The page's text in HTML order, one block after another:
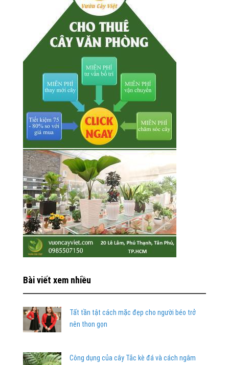
Bài viết xem nhiều
Tất tần tật cách mặc đẹp cho người béo trở
nên thon gọn
Công dụng của cây Tắc kè đá và cách ngâm